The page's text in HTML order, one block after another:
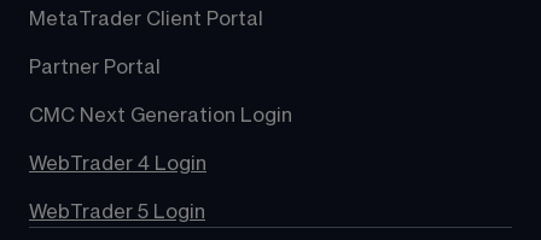
MetaTrader Client Portal
Partner Portal
CMC Next Generation Login
WebTrader 4 Login
WebTrader 5 Login